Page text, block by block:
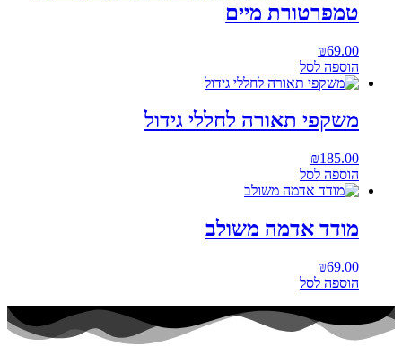
טמפרטורת מיים
₪69.00
הוספה לסל
משקפי תאורה לחללי גידול
₪185.00
הוספה לסל
מודד אדמה משולב
₪69.00
הוספה לסל